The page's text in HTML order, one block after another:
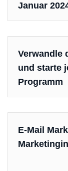
Januar
Verwandle
und starte
Programm
E-Mail